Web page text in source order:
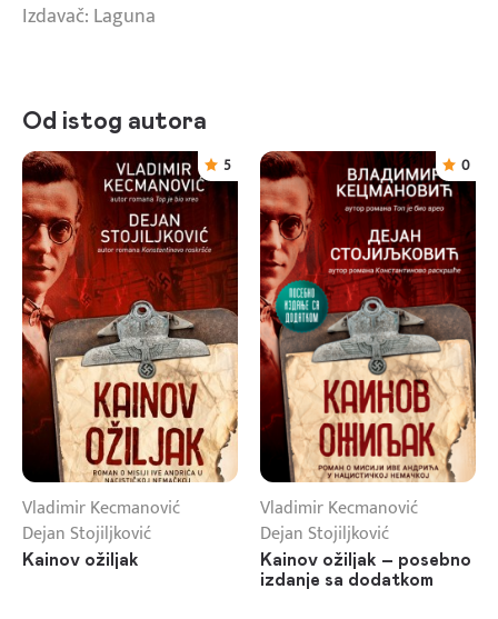
Izdavač: Laguna
Od istog autora
5
Vladimir Kecmanović
Dejan Stojiljković
Kainov ožiljak
0
Vladimir Kecmanović
Dejan Stojiljković
Kainov ožiljak – posebno
izdanje sa dodatkom